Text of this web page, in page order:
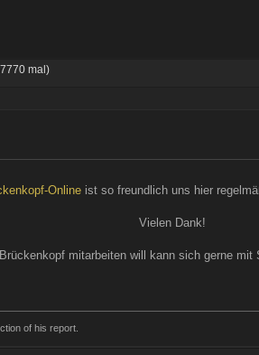
mal)
Onlineist so freundlich uns hier
Vielen Dank!
mitarbeiten will kann sich gerne mit
of his report.